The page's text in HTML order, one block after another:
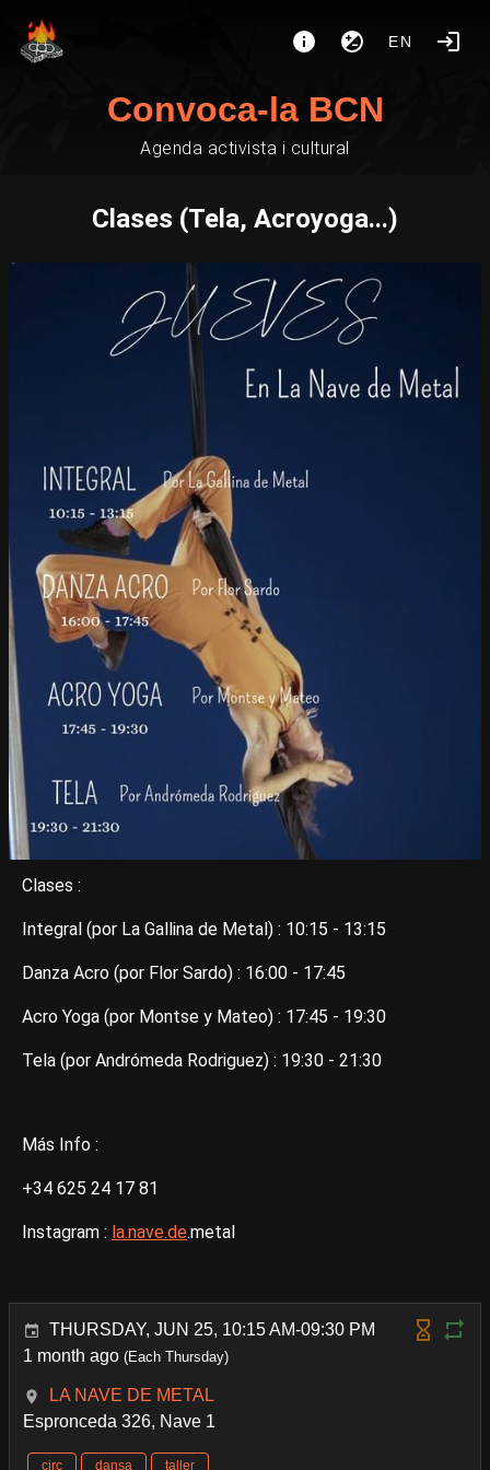
EN
Convoca-la BCN
Agenda activista i cultural
Clases (Tela, Acroyoga...)
Clases :
Integral (por La Gallina de Metal) : 10:15 - 13:15
Danza Acro (por Flor Sardo) : 16:00 - 17:45
Acro Yoga (por Montse y Mateo) : 17:45 - 19:30
Tela (por Andrómeda Rodriguez) : 19:30 - 21:30
Más Info :
+34 625 24 17 81
Instagram : la.nave.de.metal
THURSDAY, JUN 25, 10:15 AM-09:30 PM
1 month ago (Each Thursday)
LA NAVE DE METAL
Espronceda 326, Nave 1
circ dansa taller